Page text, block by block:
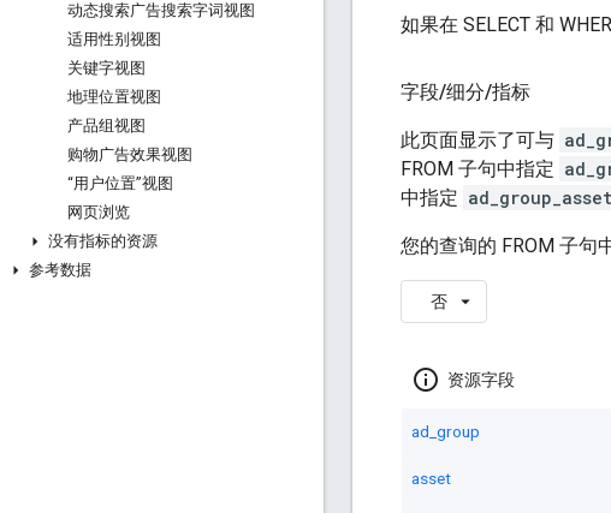
动态搜索广告搜索字词视图
适用性别视图
关键字视图
地理位置视图
产品组视图
购物广告效果视图
“用户位置”视图
网页浏览
没有指标的资源
参考数据
如果在 SELECT 和
字段/细分/指标
此页面显示了可与
FROM 子句中指定
中指定 ad_group_asset
您的查询的 FROM 子句
否
info_outline 资源字段
ad_group
asset